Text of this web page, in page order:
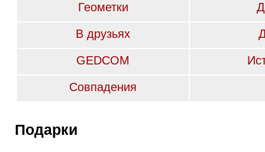
Геометки
В друзьях
GEDCOM
Совпадения
Подарки